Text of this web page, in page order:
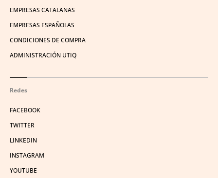
EMPRESAS CATALANAS
EMPRESAS ESPAÑOLAS
CONDICIONES DE COMPRA
ADMINISTRACIÓN UTIQ
Redes
FACEBOOK
TWITTER
LINKEDIN
INSTAGRAM
YOUTUBE